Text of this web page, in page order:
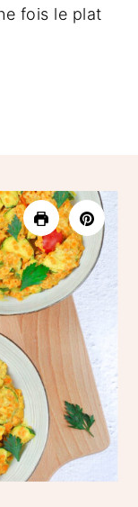
fois le plat